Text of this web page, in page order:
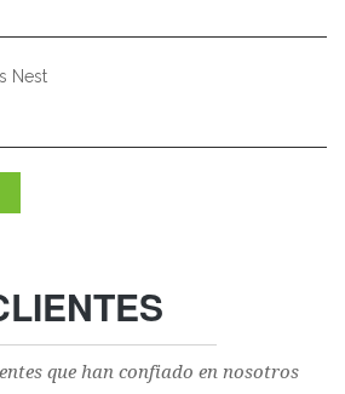
Nest
que han confiado en nosotros